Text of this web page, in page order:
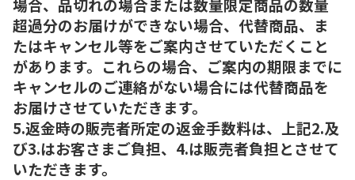
場合、品切れの場合または数量限定商品の数量
超過分のお届けができない場合、代替商品、ま
たはキャンセル等をご案内させていただくこと
があります。これらの場合、ご案内の期限までに
キャンセルのご連絡がない場合には代替商品を
お届けさせていただきます。
5.返金時の販売者所定の返金手数料は、上記2.及
び3.はお客さまご負担、4.は販売者負担とさせて
いただきます。